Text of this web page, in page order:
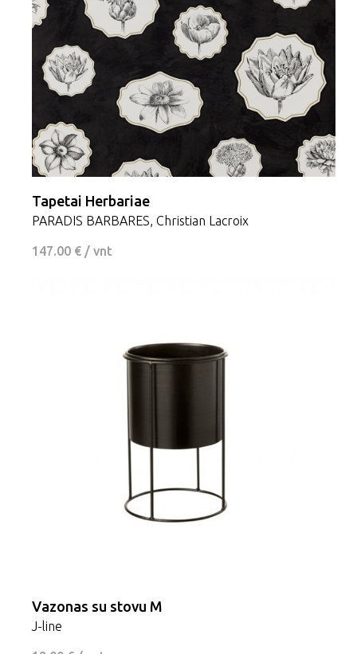
Tapetai Herbariae
PARADIS BARBARES, Christian Lacroix
147.00 € / vnt
Vazonas su stovu M
J-line